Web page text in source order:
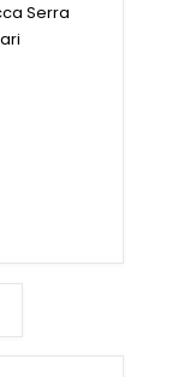
Serra